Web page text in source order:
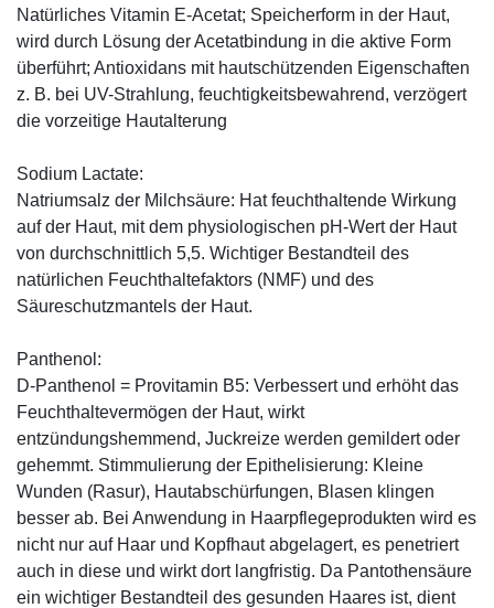
Natürliches Vitamin E-Acetat; Speicherform in der Haut,
wird durch Lösung der Acetatbindung in die aktive Form
überführt; Antioxidans mit hautschützenden Eigenschaften
z. B. bei UV-Strahlung, feuchtigkeitsbewahrend, verzögert
die vorzeitige Hautalterung
Sodium Lactate:
Natriumsalz der Milchsäure: Hat feuchthaltende Wirkung
auf der Haut, mit dem physiologischen pH-Wert der Haut
von durchschnittlich 5,5. Wichtiger Bestandteil des
natürlichen Feuchthaltefaktors (NMF) und des
Säureschutzmantels der Haut.
Panthenol:
D-Panthenol = Provitamin B5: Verbessert und erhöht das
Feuchthaltevermögen der Haut, wirkt
entzündungshemmend, Juckreize werden gemildert oder
gehemmt. Stimmulierung der Epithelisierung: Kleine
Wunden (Rasur), Hautabschürfungen, Blasen klingen
besser ab. Bei Anwendung in Haarpflegeprodukten wird es
nicht nur auf Haar und Kopfhaut abgelagert, es penetriert
auch in diese und wirkt dort langfristig. Da Pantothensäure
ein wichtiger Bestandteil des gesunden Haares ist, dient